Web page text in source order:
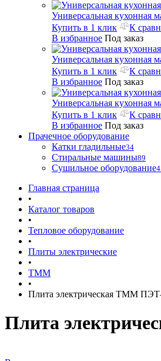
Универсальная
Купить в 1 клик
К
В избранное Под заказ
Универсальная
Купить в 1 клик
К
В избранное Под заказ
Универсальная
Купить в 1 клик
К
В избранное Под заказ
Прачечное оборудование
Катки гладильные34
Стиральные машины89
Сушильное оборудование
Главная страница
•
Каталог товаров
•
Тепловое оборудование
•
Плиты электрические
•
ТММ
•
Плита электрическая ТММ
Плита